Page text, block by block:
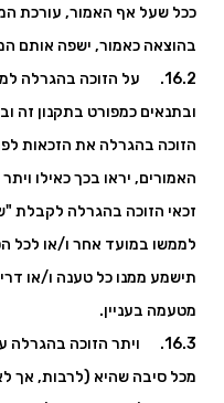
ככל שעל אף האמור, עורכת
בהוצאה כאמור, ישפה אותם
16.2. על הזוכה בהגרלה
ובתנאים כמפורט בתקנון זה
הזוכה בהגרלה את הזכאות
האמורים, יראו בכך כאילו
זכאי הזוכה בהגרלה לקבלת
לממשו במועד אחר ו/או לכל
תישמע ממנו כל טענה ו/או
מטעמה בעניין.
16.3. ויתר הזוכה
מכל סיבה שהיא (לרבות, אך